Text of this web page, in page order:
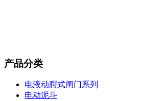
产品分类
电液动腭式闸门系列
电动泥斗